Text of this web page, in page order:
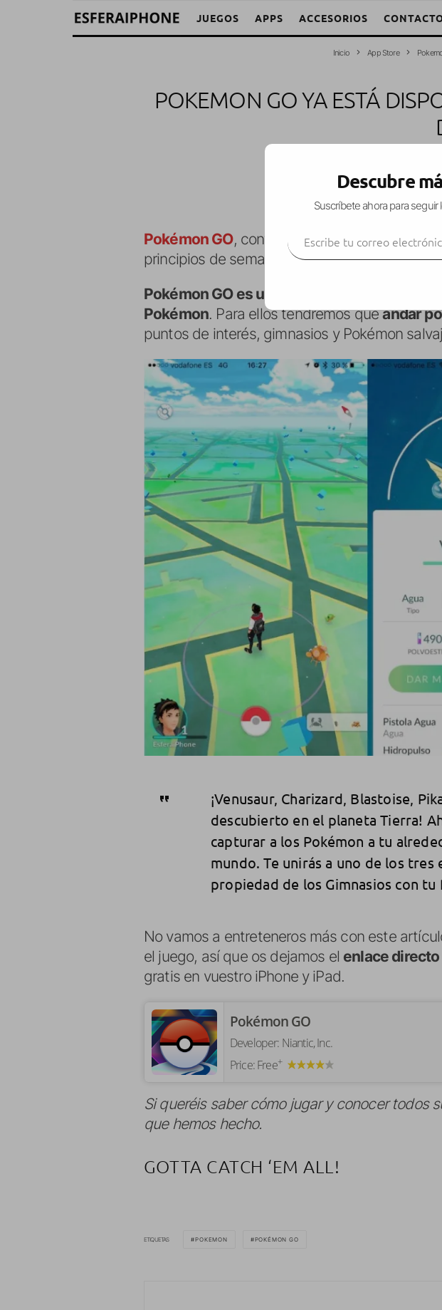
JUEGOS APPS ACCESORIOS
Inicio App Store
POKEMON GO YA ESTÁ
Pokémon GO, continúa su conquista por
principios de semana, por fin ha llegado a
Pokémon GO es un juego que ha de ser
Pokémon. Para ellos tendremos queandar
puntos de interés, gimnasios y Pokémon
¡Venusaur, Charizard, Blastoise,
descubierto en el planeta Tierra!
capturar a los Pokémon a tu
mundo. Te unirás a uno de los
propiedad de los Gimnasios con tu
No vamos a entreteneros más con este
el juego, así que os dejamos el enlace
gratis en vuestro iPhone y iPad.
‎Pokémon GO
Developer: Niantic, Inc.
Price:Free+
Si queréis saber cómo jugar y conocer todos
que hemos hecho.
GOTTA CATCH ‘EM ALL!
ETIQUETAS POKEMON POKÉMON GO
Descubre
Suscríbete ahora para